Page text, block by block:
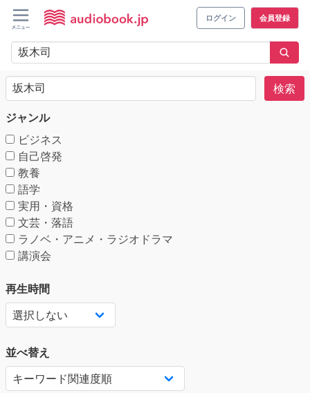
ログイン 会員登録
検索
ジャンル
ビジネス
自己啓発
教養
語学
実用・資格
文芸・落語
ラノベ・アニメ・ラジオドラマ
講演会
再生時間
並べ替え